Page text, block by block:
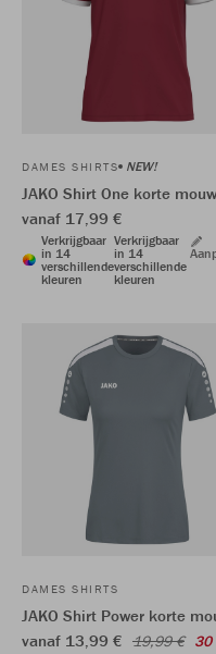
DAMES SHIRTS NEW!
JAKO Shirt One korte
vanaf 17,99 €
Verkrijgbaar
in 14
verschillende
kleuren
Verkrijgbaar
in 14
verschillende
kleuren
DAMES SHIRTS
JAKO Shirt Power korte
vanaf 13,99 € 19,99 € 30